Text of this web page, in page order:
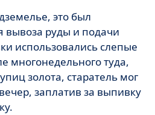
это был
вывоза руды и подачи
использовались слепые
многонедельного туда,
золота, старатель мог
заплатив за выпивку